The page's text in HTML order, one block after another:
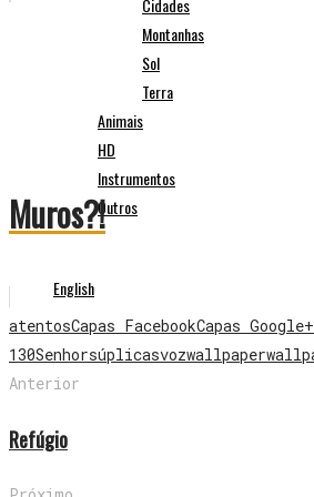
Cidades
Montanhas
Sol
Terra
Animais
HD
Instrumentos
Outros
English
Muros?!
atentosCapas FacebookCapas Google+
130Senhorsúplicasvozwallpaper
Anterior
Refúgio